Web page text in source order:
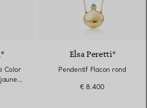
Color
Elsa Peretti®
Pendentif Flacon rond
€ 8.400